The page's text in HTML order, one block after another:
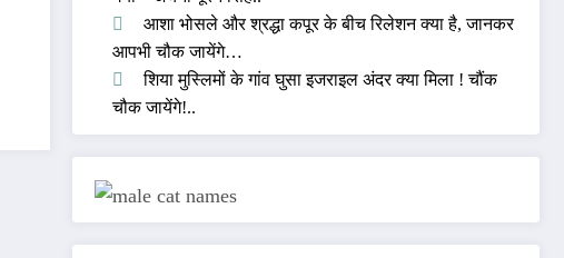
आशा भोसले और श्रद्धा कपूर के बीच रिलेशन क्या है, जानकर
आपभी चौक जायेंगे…
शिया मुस्लिमों के गांव घुसा इजराइल अंदर क्या मिला ! चौंक
चौक जायेंगे!..